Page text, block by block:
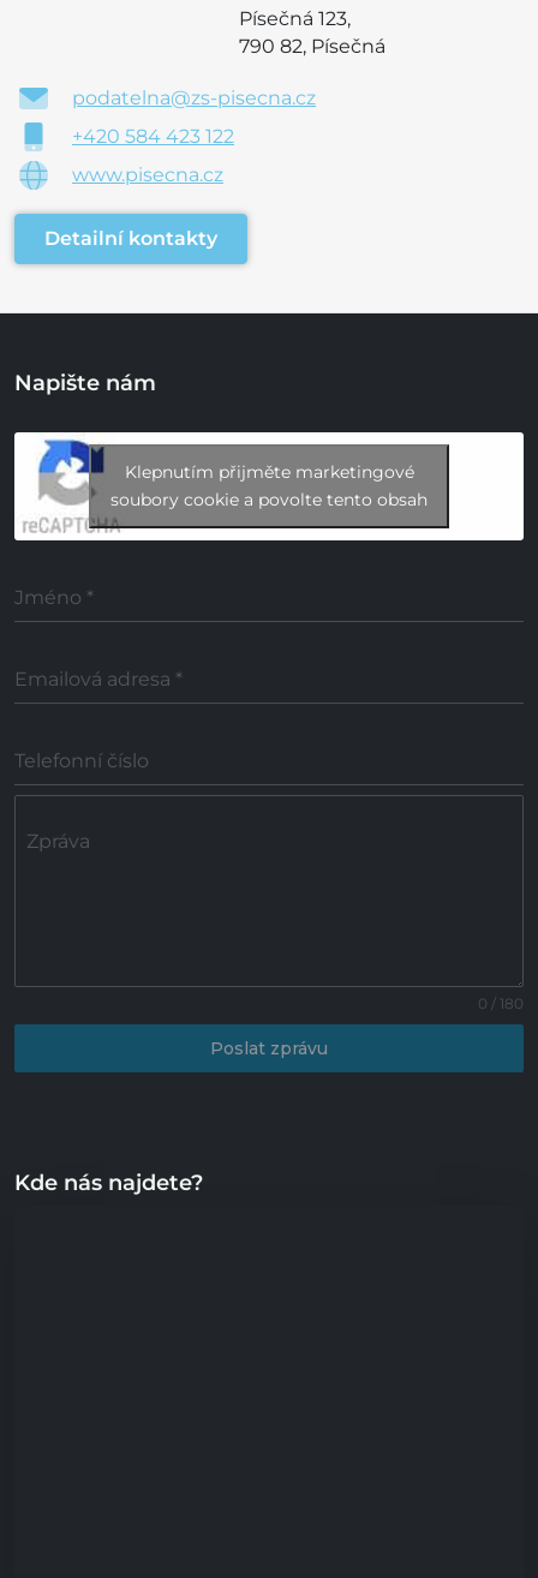
Písečná 123,
790 82, Písečná
podatelna@zs-pisecna.cz
+420 584 423 122
www.pisecna.cz
Detailní kontakty
Napište nám
Klepnutím přijměte marketingové
soubory cookie a povolte tento obsah
Jméno *
Emailová adresa *
Telefonní číslo
Zpráva
0 / 180
Poslat zprávu
Kde nás najdete?